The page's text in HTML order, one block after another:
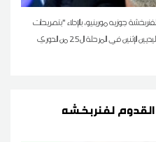
جوزيه مورينيو، بالإدلاء "بتصريحات
عنصرية" عقب التعادل السلبي بين الغريمين التقليديين الإثنين في المرحلة ال25 من الدوري
لفنربخشه